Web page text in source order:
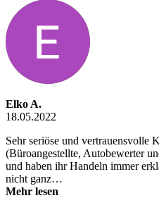
Elko A.
18.05.2022
Sehr seriöse und
(Büroangestellte, Autobewerter
und haben ihr Handeln immer
nicht ganz…
Mehr lesen